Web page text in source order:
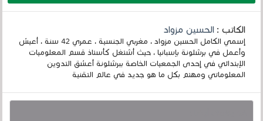
الكاتب :الحسين مزواد
إسمي الكامل الحسين مزواد ، مغربي الجنسية ، عمري 42 سنة ، أعيش
وأعمل في برشلونة بإسبانيا ، حيث أشتغل كأستاذ قسم المعلوميات
الإبتدائي في إحدى الجمعيات الخاصة ببرشلونة أعشق التدوين
المعلوماتي ومهتم بكل ما هو جديد في عالم التقنية